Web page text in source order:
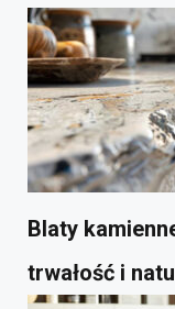
Blaty
trwałość i